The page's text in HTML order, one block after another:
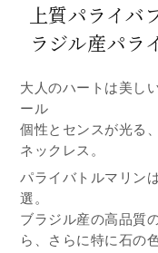
上質パライバ
ラジル産パラ
大人のハートは美し
ール
個性とセンスが光る
ネックレス。
パライバトルマリン
選。
ブラジル産の高品質
ら、さらに特に石の